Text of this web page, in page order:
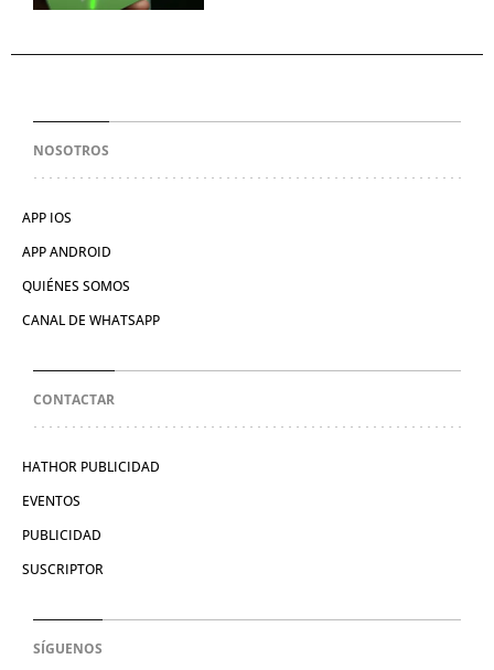
NOSOTROS
APP IOS
APP ANDROID
QUIÉNES SOMOS
CANAL DE WHATSAPP
CONTACTAR
HATHOR PUBLICIDAD
EVENTOS
PUBLICIDAD
SUSCRIPTOR
SÍGUENOS